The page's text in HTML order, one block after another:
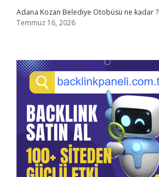
Adana Kozan Belediye Otobüsü ne kadar ?
Temmuz 16, 2026